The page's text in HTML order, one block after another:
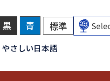
黒
景
色
を
色
青
景
色
を
色
標準
景
に
やさしい日本語